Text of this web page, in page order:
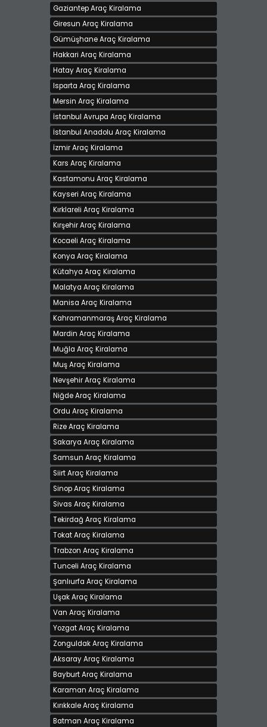
ATLAS RENT A CAR ' DAN KİRALIK FİAT LİNEA
Kiralama bedeli 1000 TL
Çorum, Merkez
Gaziantep Araç Kiralama
Giresun Araç Kiralama
Gümüşhane Araç Kiralama
Hakkari Araç Kiralama
Hatay Araç Kiralama
Isparta Araç Kiralama
Mersin Araç Kiralama
İstanbul Avrupa Araç Kiralama
İstanbul Anadolu Araç Kiralama
İzmir Araç Kiralama
Kars Araç Kiralama
Kastamonu Araç Kiralama
Kayseri Araç Kiralama
Kırklareli Araç Kiralama
Kırşehir Araç Kiralama
Kocaeli Araç Kiralama
Konya Araç Kiralama
Kütahya Araç Kiralama
Malatya Araç Kiralama
Manisa Araç Kiralama
Kahramanmaraş Araç Kiralama
Mardin Araç Kiralama
Muğla Araç Kiralama
Muş Araç Kiralama
Nevşehir Araç Kiralama
Niğde Araç Kiralama
Ordu Araç Kiralama
Rize Araç Kiralama
Sakarya Araç Kiralama
Samsun Araç Kiralama
Siirt Araç Kiralama
Sinop Araç Kiralama
Sivas Araç Kiralama
Tekirdağ Araç Kiralama
Tokat Araç Kiralama
Trabzon Araç Kiralama
Tunceli Araç Kiralama
Şanlıurfa Araç Kiralama
Uşak Araç Kiralama
Van Araç Kiralama
Yozgat Araç Kiralama
Zonguldak Araç Kiralama
Aksaray Araç Kiralama
Bayburt Araç Kiralama
Karaman Araç Kiralama
Kırıkkale Araç Kiralama
Batman Araç Kiralama